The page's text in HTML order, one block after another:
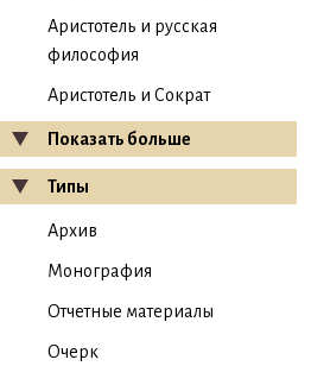
Аристотель и русская
философия
Аристотель и Сократ
Показать больше
Типы
Архив
Монография
Отчетные материалы
Очерк